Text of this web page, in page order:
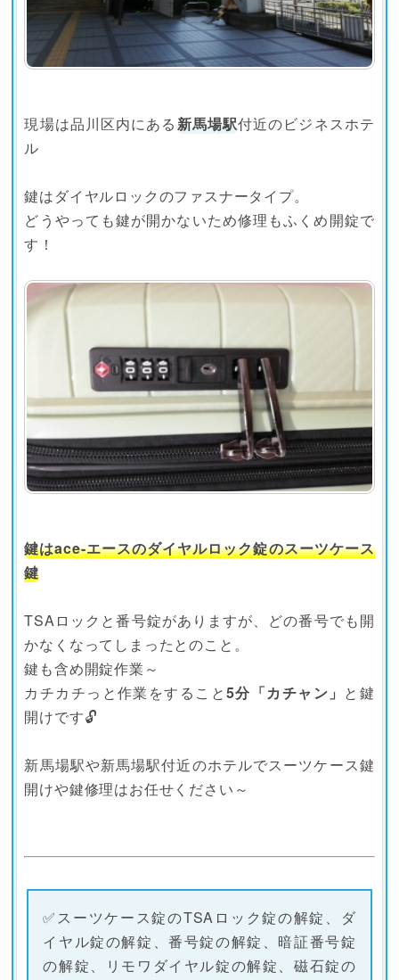
現場は品川区内にある新馬場駅付近のビジネスホテ
ル
鍵はダイヤルロックのファスナータイプ。
どうやっても鍵が開かないため修理もふくめ開錠で
す！
鍵はace-エースのダイヤルロック錠のスーツケース
鍵
TSAロックと番号錠がありますが、どの番号でも開
かなくなってしまったとのこと。
鍵も含め開錠作業～
カチカチっと作業をすること5分「カチャン」 と鍵
開けです🔓
新馬場駅や新馬場駅付近のホテルでスーツケース鍵
開けや鍵修理はお任せください～
✅スーツケース錠のTSAロック錠の解錠、ダ
イヤル錠の解錠、番号錠の解錠、暗証番号錠
の解錠、リモワダイヤル錠の解錠、磁石錠の